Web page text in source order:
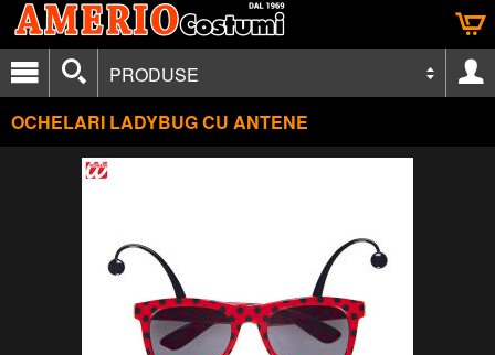
PRODUSE
OCHELARI LADYBUG CU ANTENE